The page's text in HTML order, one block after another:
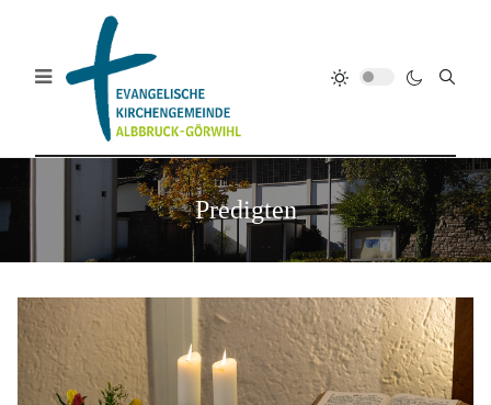
Predigten